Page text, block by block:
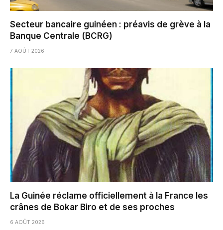
Secteur bancaire guinéen : préavis de grève à la
Banque Centrale (BCRG)
7 AOÛT 2026
La Guinée réclame officiellement à la France les
crânes de Bokar Biro et de ses proches
6 AOÛT 2026